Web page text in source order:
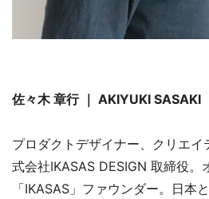
佐々木 章行 ｜ AKIYUKI SASAKI
プロダクトデザイナー、クリエ
式会社IKASAS DESIGN 取締役。
「IKASAS」ファウンダー。日本